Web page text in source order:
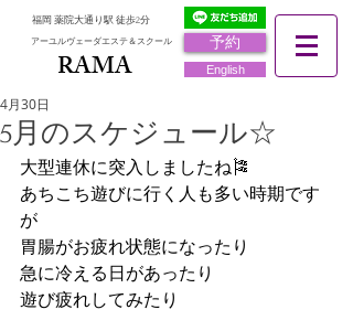
予約
福岡 薬院大通り駅 徒歩2分
アーユルヴェーダエステ＆スクール
RAMA English
5月のスケジュール☆
4月30日
大型連休に突入しましたね🎏
あちこち遊びに行く人も多い時期です
が
胃腸がお疲れ状態になったり
急に冷える日があったり
遊び疲れしてみたり